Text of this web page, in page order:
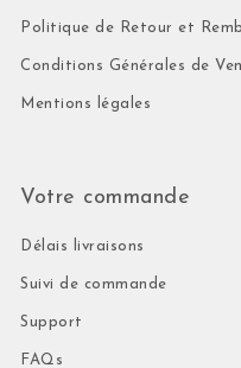
Politique de Retour et
Conditions Générales de
Mentions légales
Votre commande
Délais livraisons
Suivi de commande
Support
FAQs